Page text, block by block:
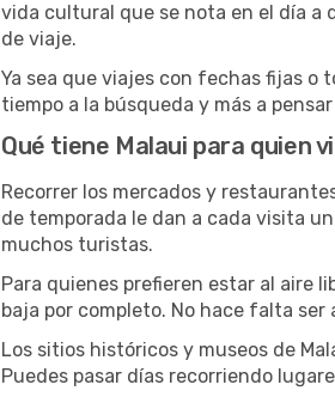
vida cultural que se nota en el día a
de viaje.
Ya sea que viajes con fechas fijas o
tiempo a la búsqueda y más a
Qué tiene Malaui para quien
Recorrer los mercados y
de temporada le dan a cada visita
muchos turistas.
Para quienes prefieren estar al aire
baja por completo. No hace falta
Los sitios históricos y museos de
Puedes pasar días recorriendo